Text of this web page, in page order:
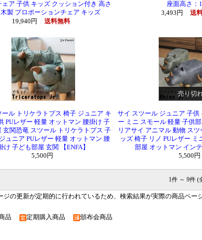
ェア 子供 キッズ クッション付き 高さ
製 プロポーションチェア キッズ
19,940円
送料無料
座面高さ：
3,493円
送
売り切
ール トリケラトプス 椅子 ジュニア キ
PUレザー 軽量 オットマン 腰掛け 子
玄関恐竜 スツール トリケラトプス 子
ュニア PUレザー 軽量 オットマン 腰
け 子ども部屋 玄関 【ENFA】
5,500円
サイ スツール ジュニア 子供
ー ミニ スモール 軽量 子供
リアサイ アニマル 動物 ス
ッズ 椅子 リノ PUレザー ミ
部屋 オットマン インテ
5,500円
1件 ～ 9件 (
ジの更新が定期的に行われているため、検索結果が実際の商品ペ
品 定期購入商品 頒布会商品